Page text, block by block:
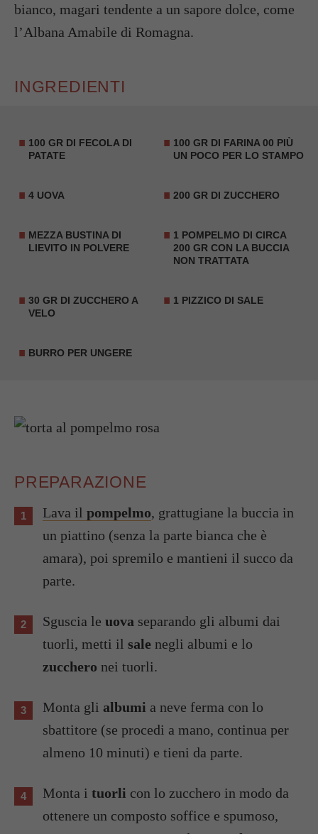
bianco, magari tendente a un sapore dolce, come
l’Albana Amabile di Romagna.
INGREDIENTI
100 GR DI FECOLA DI
PATATE
100 GR DI FARINA 00 PIÙ
UN POCO PER LO STAMPO
4 UOVA 200 GR DI ZUCCHERO
MEZZA BUSTINA DI
LIEVITO IN POLVERE
1 POMPELMO DI CIRCA
200 GR CON LA BUCCIA
NON TRATTATA
30 GR DI ZUCCHERO A
VELO
1 PIZZICO DI SALE
BURRO PER UNGERE
PREPARAZIONE
Lava il pompelmo, grattugiane la buccia in
un piattino (senza la parte bianca che è
amara), poi spremilo e mantieni il succo da
parte.
Sguscia le uova separando gli albumi dai
tuorli, metti il sale negli albumi e lo
zucchero nei tuorli.
Monta gli albumi a neve ferma con lo
sbattitore (se procedi a mano, continua per
almeno 10 minuti) e tieni da parte.
Monta i tuorli con lo zucchero in modo da
ottenere un composto soffice e spumoso,